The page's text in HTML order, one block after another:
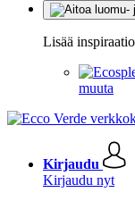
Lisää
muuta
Kirjaudu
Kirjaudu nyt